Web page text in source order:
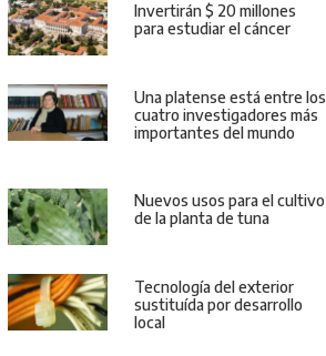
Invertirán $ 20 millones
para estudiar el cáncer
Una platense está entre los
cuatro investigadores más
importantes del mundo
Nuevos usos para el cultivo
de la planta de tuna
Tecnología del exterior
sustituída por desarrollo
local